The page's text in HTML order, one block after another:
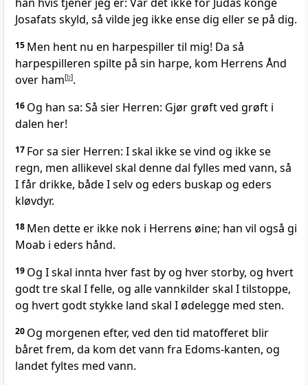
Josafats skyld, så vilde jeg ikke ense dig eller se på dig.
15 Men hent nu en harpespiller til mig! Da så
harpespilleren spilte på sin harpe, kom Herrens Ånd
over ham[b].
16 Og han sa: Så sier Herren: Gjør grøft ved grøft i
dalen her!
17 For sa sier Herren: I skal ikke se vind og ikke se
regn, men allikevel skal denne dal fylles med vann, så
I får drikke, både I selv og eders buskap og eders
kløvdyr.
18 Men dette er ikke nok i Herrens øine; han vil også gi
Moab i eders hånd.
19 Og I skal innta hver fast by og hver storby, og hvert
godt tre skal I felle, og alle vannkilder skal I tilstoppe,
og hvert godt stykke land skal I ødelegge med sten.
20 Og morgenen efter, ved den tid matofferet blir
båret frem, da kom det vann fra Edoms-kanten, og
landet fyltes med vann.